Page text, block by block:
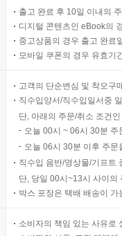
출고 완료 후 10일 이내의
디지털 콘텐츠인 eBook의
중고상품의 경우 출고 완료
모바일 쿠폰의 경우 유효기
고객의 단순변심 및 착오구
직수입양서/직수입일서중
단, 아래의 주문/취소 조건
오늘 00시 ~ 06시 30분
오늘 06시 30분 이후 주
직수입 음반/영상물/기프트
단, 당일 00시~13시 사이의
박스 포장은 택배 배송이
소비자의 책임 있는 사유로